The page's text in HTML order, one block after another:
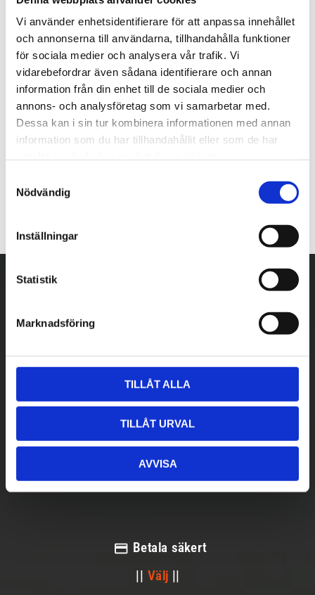
Vi använder enhetsidentifierare för att anpassa innehållet
och annonserna till användarna, tillhandahålla funktioner
för sociala medier och analysera vår trafik. Vi
vidarebefordrar även sådana identifierare och annan
information från din enhet till de sociala medier och
annons- och analysföretag som vi samarbetar med.
Dessa kan i sin tur kombinera informationen med annan
information som du har tillhandahållit eller som de har
Nödvändig
Inställningar
Statistik
Marknadsföring
TILLÅT ALLA
TILLÅT URVAL
AVVISA
Betala säkert
|| Välj ||